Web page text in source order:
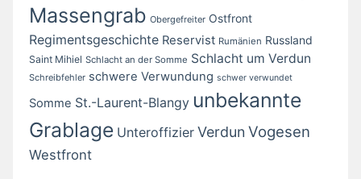
Massengrab Obergefreiter Ostfront
Regimentsgeschichte Reservist Rumänien Russland
Saint Mihiel Schlacht an der Somme Schlacht um Verdun
Schreibfehler schwere Verwundung schwer verwundet
Somme St.-Laurent-Blangy unbekannte
Grablage Unteroffizier Verdun Vogesen
Westfront